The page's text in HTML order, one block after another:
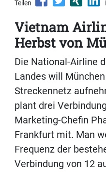
Teilen
Vietnam
Herbst von
Die National-Airline
Landes will
Streckennetz
plant drei
Marketing-Chefin
Frankfurt mit. Man
Frequenz der
Verbindung von 12